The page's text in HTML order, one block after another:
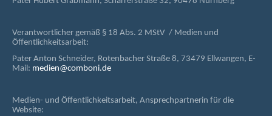
Verantwortlicher gemäß § 18 Abs. 2 MStV / Medien und
Öffentlichkeitsarbeit:
Pater Anton Schneider, Rotenbacher Straße 8, 73479 Ellwangen, E-
Mail: medien@comboni.de
Medien- und Öffentlichkeitsarbeit, Ansprechpartnerin für die
Website: